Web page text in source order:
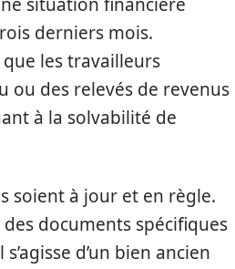
derniers mois.
les travailleurs
ou des relevés de revenus
à la solvabilité de
soient à jour et en règle.
documents spécifiques
d’un bien ancien